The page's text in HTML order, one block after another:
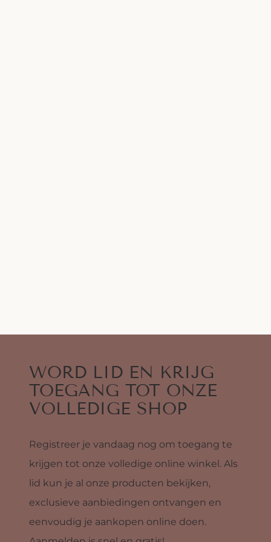
WORD LID EN KRIJG
TOEGANG TOT ONZE
VOLLEDIGE SHOP
Registreer je vandaag nog om toegang te
krijgen tot onze volledige online winkel. Als
lid kun je al onze producten bekijken,
exclusieve aanbiedingen ontvangen en
eenvoudig je aankopen online doen.